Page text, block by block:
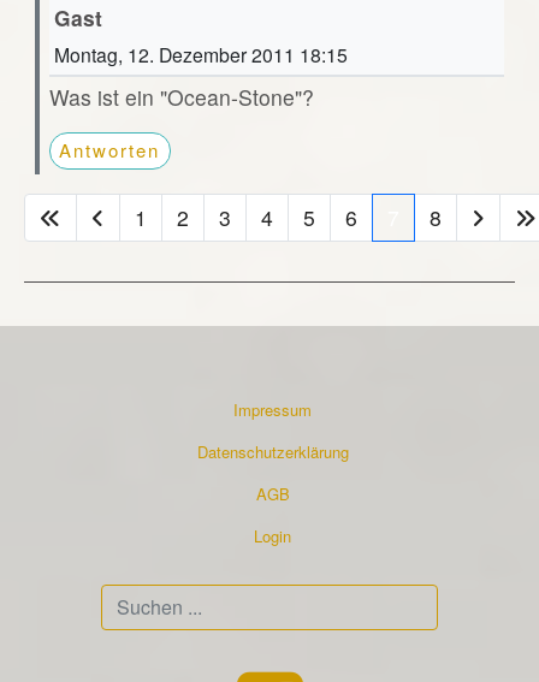
Gast
Montag, 12. Dezember 2011 18:15
Was ist ein "Ocean-Stone"?
Antworten
1 2 3 4 5 6 8
Impressum
Datenschutzerklärung
AGB
Login